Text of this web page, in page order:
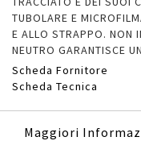
TUBOLARE E
E ALLO STRAPPO. NON
NEUTRO GARANTISCE
Scheda Fornitore
Scheda Tecnica
Maggiori